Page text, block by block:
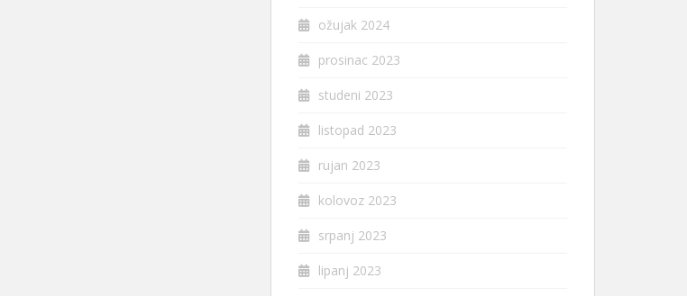
ožujak 2024
prosinac 2023
studeni 2023
listopad 2023
rujan 2023
kolovoz 2023
srpanj 2023
lipanj 2023